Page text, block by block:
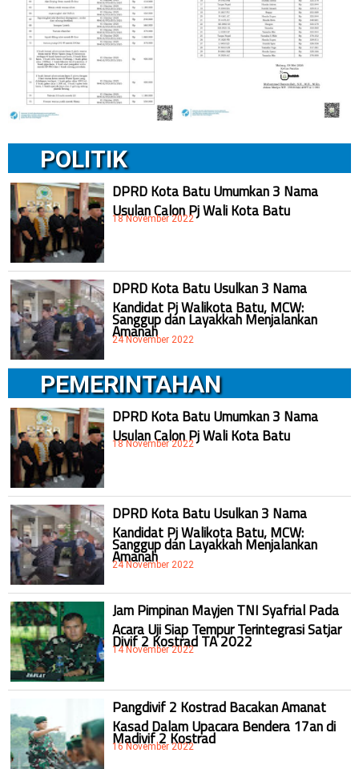
POLITIK
DPRD Kota Batu Umumkan 3 Nama
Usulan Calon Pj Wali Kota Batu
18 November 2022
DPRD Kota Batu Usulkan 3 Nama
Kandidat Pj Walikota Batu, MCW:
Sanggup dan Layakkah Menjalankan
Amanah
24 November 2022
PEMERINTAHAN
DPRD Kota Batu Umumkan 3 Nama
Usulan Calon Pj Wali Kota Batu
18 November 2022
DPRD Kota Batu Usulkan 3 Nama
Kandidat Pj Walikota Batu, MCW:
Sanggup dan Layakkah Menjalankan
Amanah
24 November 2022
Jam Pimpinan Mayjen TNI Syafrial Pada
Acara Uji Siap Tempur Terintegrasi Satjar
Divif 2 Kostrad TA 2022
14 November 2022
Pangdivif 2 Kostrad Bacakan Amanat
Kasad Dalam Upacara Bendera 17an di
Madivif 2 Kostrad
16 November 2022